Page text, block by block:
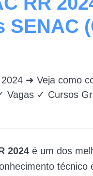
SENAC
2024 ➜ Veja como
Vagas ✓ Cursos
2024 é um dos
técnico